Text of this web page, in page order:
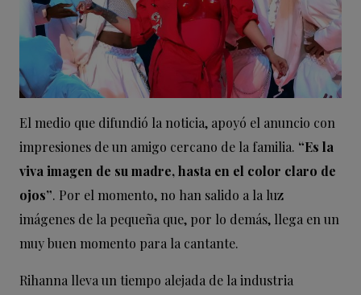
El medio que difundió la noticia, apoyó el anuncio con
impresiones de un amigo cercano de la familia. “Es la
viva imagen de su madre, hasta en el color claro de
ojos”. Por el momento, no han salido a la luz
imágenes de la pequeña que, por lo demás, llega en un
muy buen momento para la cantante.
Rihanna lleva un tiempo alejada de la industria